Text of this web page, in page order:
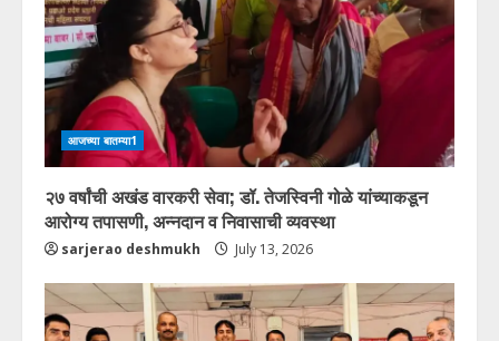
आजच्या बातम्या1
२७ वर्षांची अखंड वारकरी सेवा; डॉ. तेजस्विनी गोळे यांच्याकडून
आरोग्य तपासणी, अन्नदान व निवासाची व्यवस्था
sarjerao deshmukh July 13, 2026